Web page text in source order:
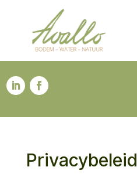
Privacybeleid